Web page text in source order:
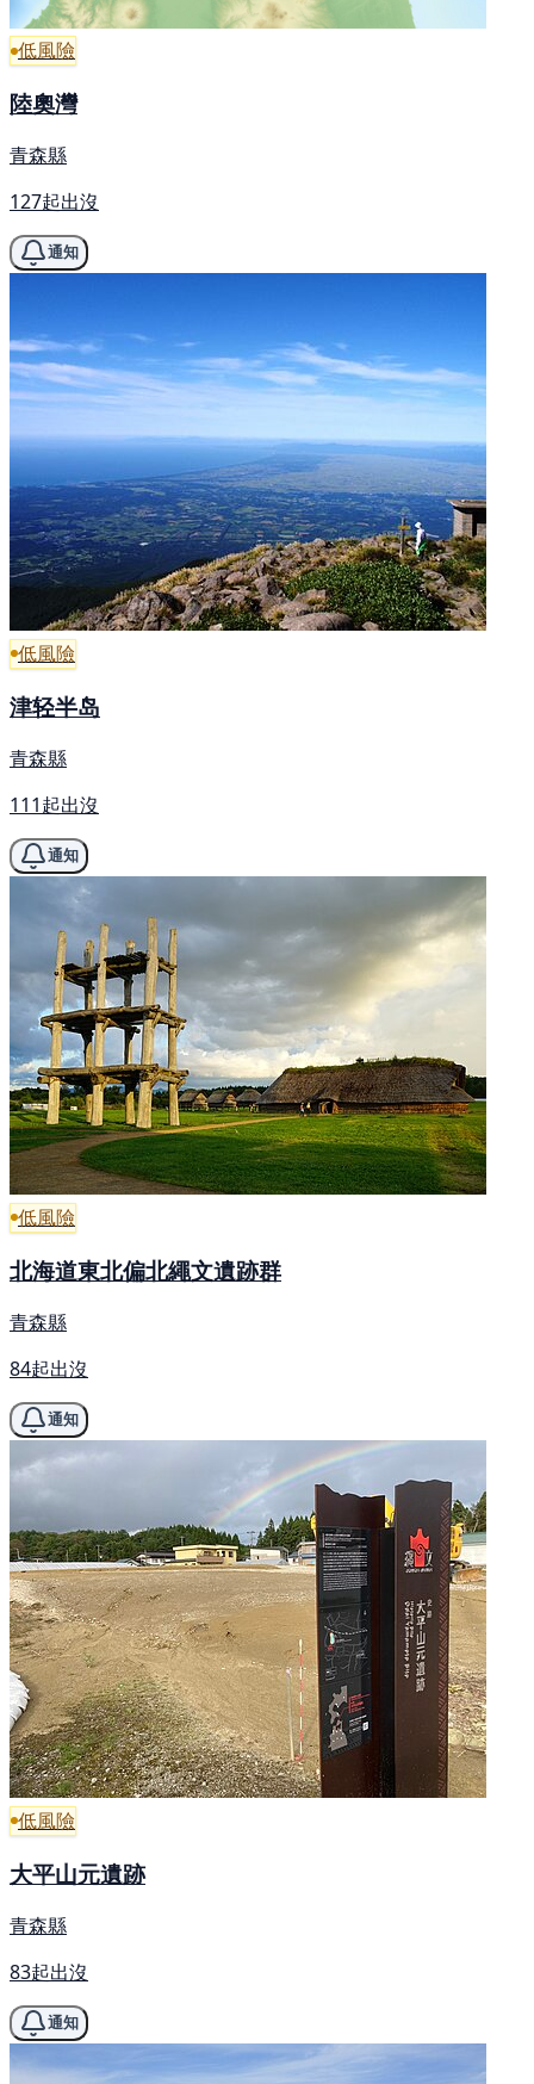
低風險
陸奧灣
青森縣
127起出沒
通知
低風險
津轻半岛
青森縣
111起出沒
通知
低風險
北海道東北偏北繩文遺跡群
青森縣
84起出沒
通知
低風險
大平山元遺跡
青森縣
83起出沒
通知